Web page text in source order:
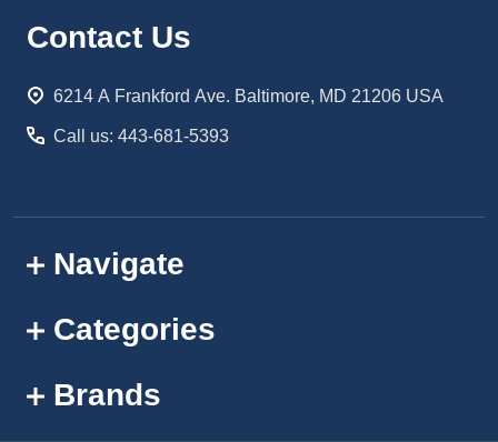
Footer
Contact Us
6214 A Frankford Ave. Baltimore, MD 21206 USA
Call us: 443-681-5393
Navigate
Categories
Brands